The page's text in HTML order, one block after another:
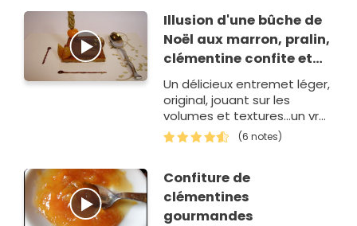
Illusion d'une bûche de
Noël aux marron, pralin,
clémentine confite et
chocolat
Un délicieux entremet léger,
original, jouant sur les
volumes et textures...un vrai
dessert de fêtes !
(6 notes)
Confiture de
clémentines
gourmandes